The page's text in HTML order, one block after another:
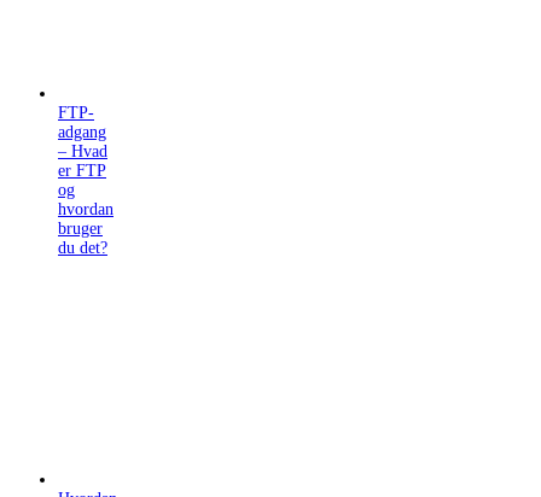
FTP-
adgang
– Hvad
er FTP
og
hvordan
bruger
du det?